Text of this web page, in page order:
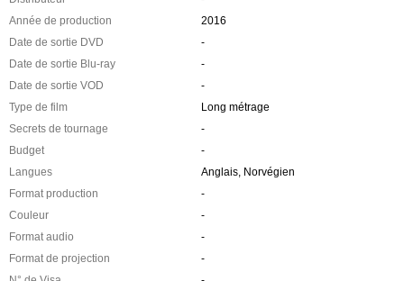
Année de production
2016
Date de sortie DVD
-
Date de sortie Blu-ray
-
Date de sortie VOD
-
Type de film
Long métrage
Secrets de tournage
-
Budget
-
Langues
Anglais, Norvégien
Format production
-
Couleur
-
Format audio
-
Format de projection
-